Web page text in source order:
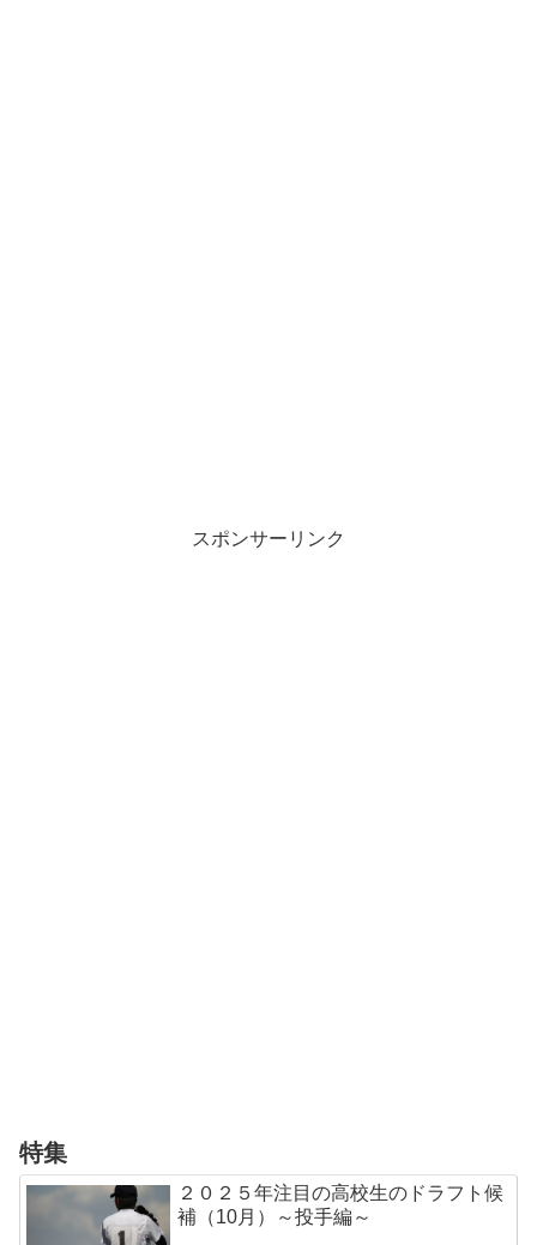
スポンサーリンク
特集
２０２５年注目の高校生のドラフト候
補（10月）～投手編～